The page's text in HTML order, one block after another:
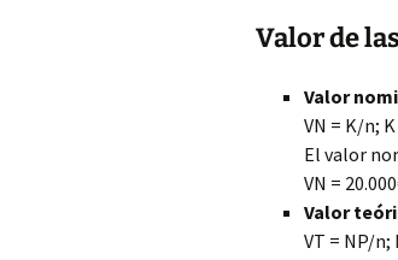
Valor de
Valor
VN = K/n;
El valor
VN =
Valor
VT = NP/